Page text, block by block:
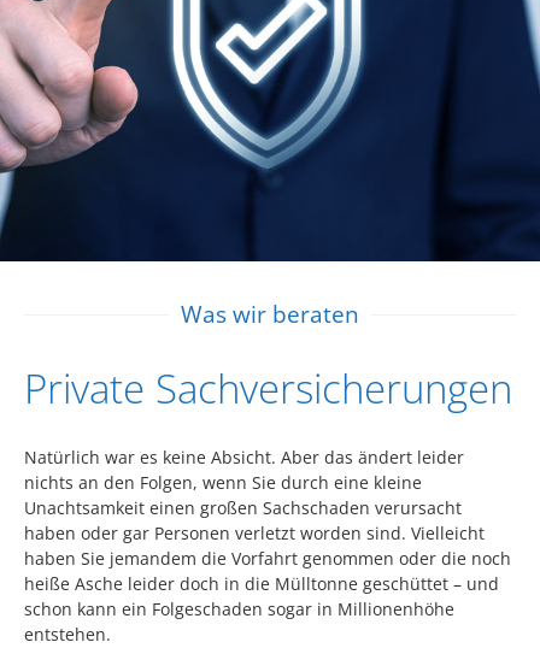
Was wir beraten
Private Sachversicherungen
Natürlich war es keine Absicht. Aber das ändert leider
nichts an den Folgen, wenn Sie durch eine kleine
Unachtsamkeit einen großen Sachschaden verursacht
haben oder gar Personen verletzt worden sind. Vielleicht
haben Sie jemandem die Vorfahrt genommen oder die noch
heiße Asche leider doch in die Mülltonne geschüttet – und
schon kann ein Folgeschaden sogar in Millionenhöhe
entstehen.